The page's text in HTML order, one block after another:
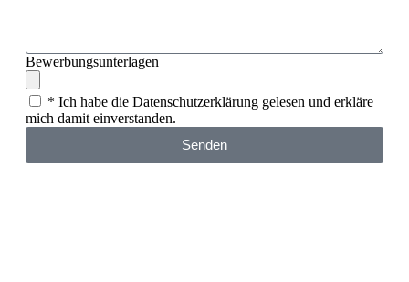
Bewerbungsunterlagen
* Ich habe die Datenschutzerklärung gelesen und erkläre
mich damit einverstanden.
Senden